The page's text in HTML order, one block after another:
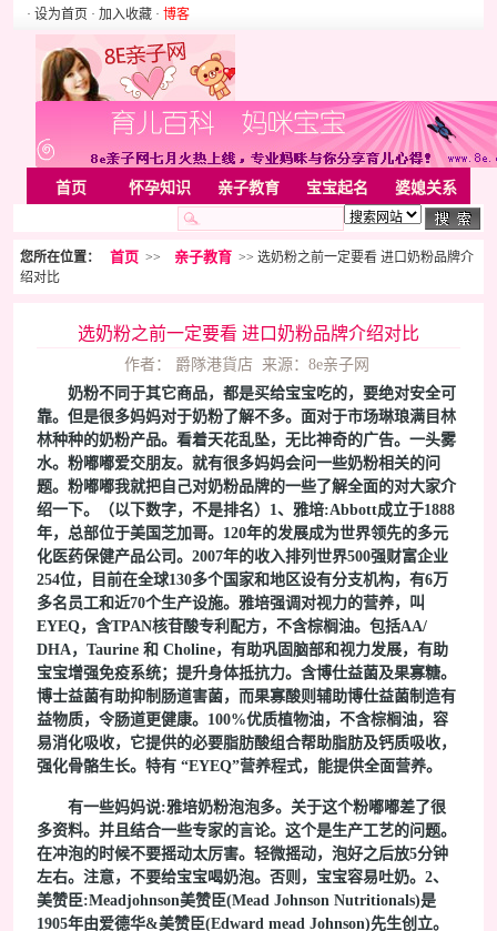
· 设为首页 · 加入收藏 · 博客
首页 怀孕知识 亲子教育 宝宝起名 婆媳关系
胎教音乐 家居 亲子游戏
美容化装 Rss
您所在位置： 首页 >> 亲子教育 >> 选奶粉之前一定要看 进口奶粉品牌介
绍对比
选奶粉之前一定要看 进口奶粉品牌介绍对比
作者： 爵隊港貨店 来源：8e亲子网
奶粉不同于其它商品，都是买给宝宝吃的，要绝对安全可
靠。但是很多妈妈对于奶粉了解不多。面对于市场琳琅满目林
林种种的奶粉产品。看着天花乱坠，无比神奇的广告。一头雾
水。粉嘟嘟爱交朋友。就有很多妈妈会问一些奶粉相关的问
题。粉嘟嘟我就把自己对奶粉品牌的一些了解全面的对大家介
绍一下。（以下数字，不是排名）1、雅培:Abbott成立于1888
年，总部位于美国芝加哥。120年的发展成为世界领先的多元
化医药保健产品公司。2007年的收入排列世界500强财富企业
254位，目前在全球130多个国家和地区设有分支机构，有6万
多名员工和近70个生产设施。雅培强调对视力的营养，叫
EYEQ，含TPAN核苷酸专利配方，不含棕榈油。包括AA/
DHA，Taurine 和 Choline，有助巩固脑部和视力发展，有助
宝宝增强免疫系统；提升身体抵抗力。含博仕益菌及果寡糖。
博士益菌有助抑制肠道害菌，而果寡酸则辅助博仕益菌制造有
益物质，令肠道更健康。100%优质植物油，不含棕榈油，容
易消化吸收，它提供的必要脂肪酸组合帮助脂肪及钙质吸收，
强化骨骼生长。特有 “EYEQ”营养程式，能提供全面营养。
有一些妈妈说:雅培奶粉泡泡多。关于这个粉嘟嘟差了很
多资料。并且结合一些专家的言论。这个是生产工艺的问题。
在冲泡的时候不要摇动太厉害。轻微摇动，泡好之后放5分钟
左右。注意，不要给宝宝喝奶泡。否则，宝宝容易吐奶。2、
美赞臣:Meadjohnson美赞臣(Mead Johnson Nutritionals)是
1905年由爱德华&美赞臣(Edward mead Johnson)先生创立。